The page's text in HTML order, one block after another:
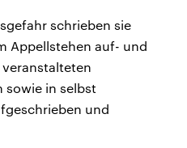
schrieben sie
Appellstehen auf- und
sowie in selbst
und